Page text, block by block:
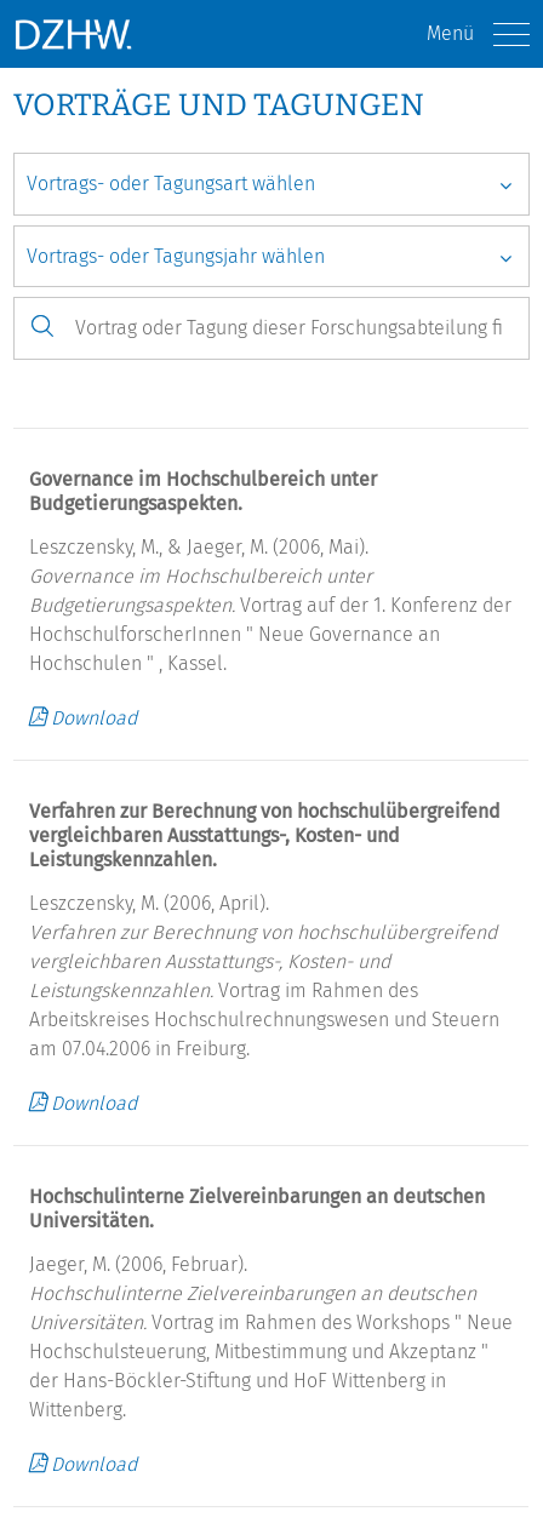
Menü
VORTRÄGE UND TAGUNGEN
Governance im Hochschulbereich unter
Budgetierungsaspekten.
Leszczensky, M., & Jaeger, M. (2006, Mai).
Governance im Hochschulbereich unter
Budgetierungsaspekten. Vortrag auf der 1. Konferenz der
HochschulforscherInnen " Neue Governance an
Hochschulen " , Kassel.
Download
Verfahren zur Berechnung von hochschulübergreifend
vergleichbaren Ausstattungs-, Kosten- und
Leistungskennzahlen.
Leszczensky, M. (2006, April).
Verfahren zur Berechnung von hochschulübergreifend
vergleichbaren Ausstattungs-, Kosten- und
Leistungskennzahlen. Vortrag im Rahmen des
Arbeitskreises Hochschulrechnungswesen und Steuern
am 07.04.2006 in Freiburg.
Download
Hochschulinterne Zielvereinbarungen an deutschen
Universitäten.
Jaeger, M. (2006, Februar).
Hochschulinterne Zielvereinbarungen an deutschen
Universitäten. Vortrag im Rahmen des Workshops " Neue
Hochschulsteuerung, Mitbestimmung und Akzeptanz "
der Hans-Böckler-Stiftung und HoF Wittenberg in
Wittenberg.
Download